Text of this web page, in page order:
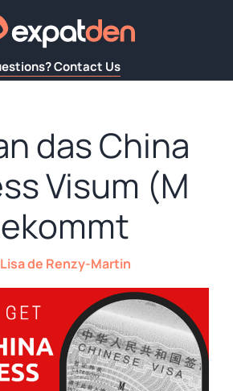
Contact Us
das China
Visum (M
Lisa de Renzy-Martin